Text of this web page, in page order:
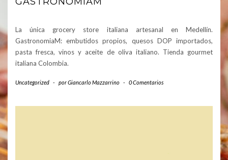
La única grocery store italiana artesanal en Medellín.
GastronomiaM: embutidos propios, quesos DOP importados,
pasta fresca, vinos y aceite de oliva italiano. Tienda gourmet
italiana Colombia.
Uncategorized - porGiancarlo Mazzarrino - 0 Comentarios